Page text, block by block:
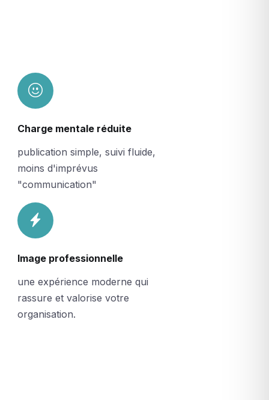
Charge mentale réduite
publication simple, suivi fluide,
moins d'imprévus
"communication"
Image professionnelle
une expérience moderne qui
rassure et valorise votre
organisation.